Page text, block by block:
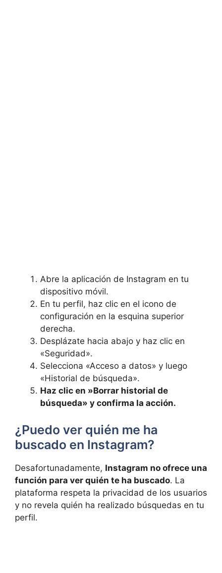
Abre la aplicación de Instagram en tu
dispositivo móvil.
En tu perfil, haz clic en el icono de
configuración en la​ esquina superior
derecha.
Desplázate hacia abajo y⁣ haz ⁢clic en
«Seguridad».
Selecciona «Acceso a datos» y luego
«Historial​ de búsqueda».
Haz clic‍ en ⁤»Borrar historial de
búsqueda» y confirma la acción.
¿Puedo ver quién me ha
buscado en Instagram?
Desafortunadamente, Instagram no ofrece una
función para ver quién te ha buscado. La
plataforma respeta la privacidad​ de los ⁢usuarios
y no revela quién​ ha realizado búsquedas en tu
perfil.